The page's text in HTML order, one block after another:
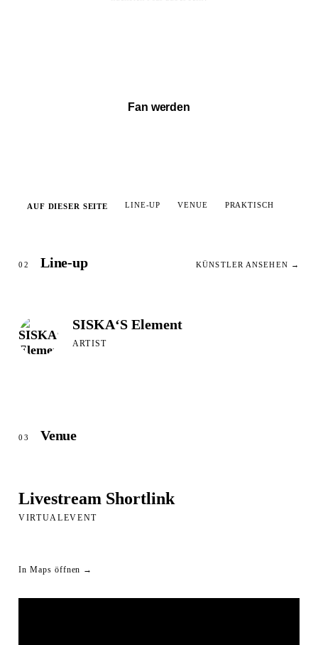
Fan werden
AUF DIESER SEITE LINE-UP VENUE PRAKTISCH
02 Line-up KÜNSTLER ANSEHEN →
SISKA‘S Element
ARTIST
03 Venue
Livestream Shortlink
VIRTUALEVENT
In Maps öffnen →